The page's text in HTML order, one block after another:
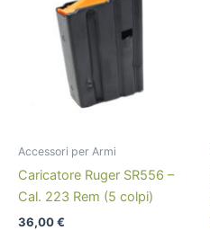
Accessori per Armi
Caricatore Ruger SR556 –
Cal. 223 Rem (5 colpi)
36,00€